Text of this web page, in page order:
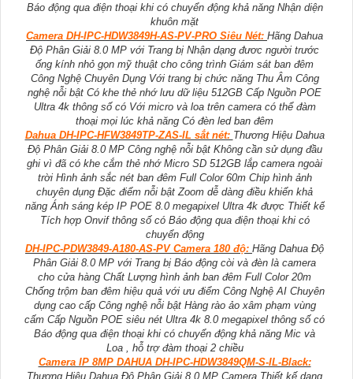
Báo động qua điện thoại khi có chuyển động khả năng Nhận diện
khuôn mặt
Camera DH-IPC-HDW3849H-AS-PV-PRO Siêu Nét: Hãng Dahua
Độ Phân Giải 8.0 MP với Trang bị Nhận dạng đươc người trước
ống kính nhỏ gọn mỹ thuật cho công trình Giám sát ban đêm
Công Nghệ Chuyên Dụng Với trang bị chức năng Thu Âm Công
nghệ nỗi bật Có khe thẻ nhớ lưu dữ liệu 512GB Cấp Nguồn POE
Ultra 4k thông số có Với micro và loa trên camera có thể đàm
thoại mọi lúc khả năng Có đèn led ban đêm
Dahua DH-IPC-HFW3849TP-ZAS-IL sắt nét: Thương Hiệu Dahua
Độ Phân Giải 8.0 MP Công nghệ nỗi bật Không cần sử dụng đầu
ghi vì đã có khe cắm thẻ nhớ Micro SD 512GB lắp camera ngoài
trời Hình ảnh sắc nét ban đêm Full Color 60m Chip hình ảnh
chuyên dụng Đặc điểm nỗi bật Zoom dễ dàng điều khiển khả
năng Ánh sáng kép IP POE 8.0 megapixel Ultra 4k được Thiết kế
Tích hợp Onvif thông số có Báo động qua điện thoại khi có
chuyển động
DH-IPC-PDW3849-A180-AS-PV Camera 180 độ: Hãng Dahua Độ
Phân Giải 8.0 MP với Trang bị Báo động còi và đèn là camera
cho cửa hàng Chất Lượng hình ảnh ban đêm Full Color 20m
Chống trộm ban đêm hiệu quả với ưu điểm Công Nghệ AI Chuyên
dụng cao cấp Công nghệ nỗi bật Hàng rào ảo xâm phạm vùng
cấm Cấp Nguồn POE siêu nét Ultra 4k 8.0 megapixel thông số có
Báo động qua điện thoại khi có chuyển động khả năng Mic và
Loa , hỗ trợ đàm thoại 2 chiều
Camera IP 8MP DAHUA DH-IPC-HDW3849QM-S-IL-Black:
Thương Hiệu Dahua Độ Phân Giải 8.0 MP Camera Thiết kế dạng